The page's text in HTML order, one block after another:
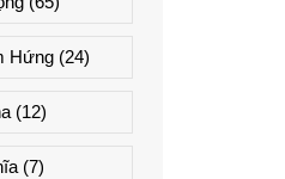
Hứng (24)
(12)
(7)